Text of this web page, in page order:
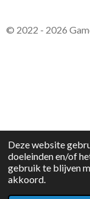
Deze website
doeleinden en/of
gebruik te blijven
akkoord.
© 2022 - 2026